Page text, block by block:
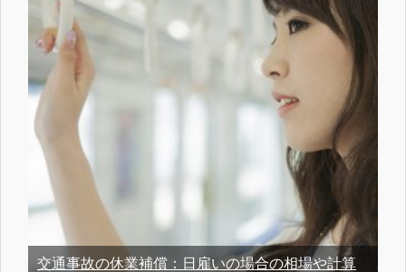
交通事故の休業補償：日雇いの場合の相場や計算